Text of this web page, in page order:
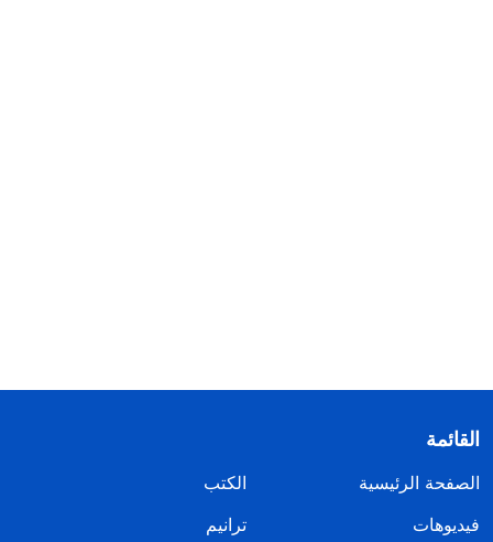
القائمة
الصفحة الرئيسية
الكتب
فيديوهات
ترانيم